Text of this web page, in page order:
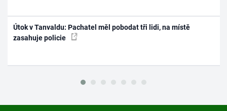
Útok v Tanvaldu: Pachatel měl pobodat tři lidi, na místě
zasahuje policie